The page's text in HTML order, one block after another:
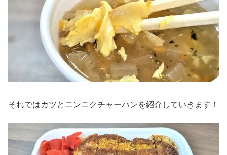
それではカツとニンニクチャーハンを紹介していきます！